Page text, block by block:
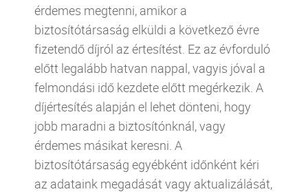
érdemes megtenni, amikor a
biztosítótársaság elküldi a következő évre
fizetendő díjról az értesítést. Ez az évforduló
előtt legalább hatvan nappal, vagyis jóval a
felmondási idő kezdete előtt megérkezik. A
díjértesítés alapján el lehet dönteni, hogy
jobb maradni a biztosítónknál, vagy
érdemes másikat keresni. A
biztosítótársaság egyébként időnként kéri
az adataink megadását vagy aktualizálását,